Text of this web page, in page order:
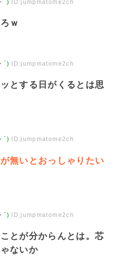
´) ID:jumpmatome2ch
ｗ
´) ID:jumpmatome2ch
とする日がくるとは思
´) ID:jumpmatome2ch
無いとおっしゃりたい
´) ID:jumpmatome2ch
とが分からんとは。芯
ないか